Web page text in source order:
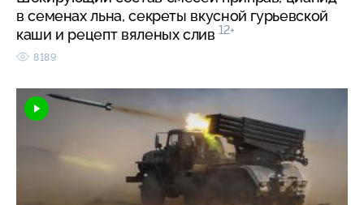
в семенах льна, секреты вкусной гурьевской
каши и рецепт вяленых слив 12+
8189